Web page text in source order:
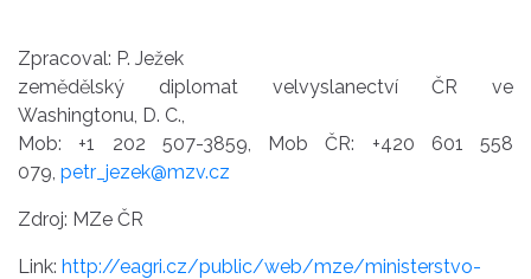
Zpracoval: P. Ježek
zemědělský diplomat velvyslanectví ČR ve
Washingtonu, D. C.,
Mob: +1 202 507-3859, Mob ČR: +420 601 558
079, petr_jezek@mzv.cz
Zdroj: MZe ČR
Link: http://eagri.cz/public/web/mze/ministerstvo-